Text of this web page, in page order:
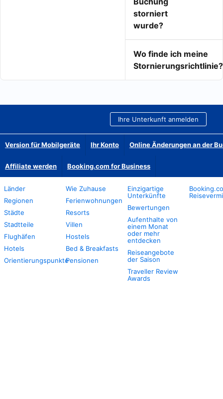
storniert
wurde?
Wo finde ich meine
Stornierungsrichtlinie?
Ihre Unterkunft anmelden
Version für Mobilgeräte Ihr Konto Online Änderungen an der
Affiliate werden Booking.com for Business
Länder
Regionen
Städte
Stadtteile
Flughäfen
Hotels
Orientierungspunkte
Wie Zuhause
Ferienwohnungen
Resorts
Villen
Hostels
Bed & Breakfasts
Pensionen
Einzigartige
Unterkünfte
Bewertungen
Aufenthalte von
einem Monat
oder mehr
entdecken
Reiseangebote
der Saison
Traveller Review
Awards